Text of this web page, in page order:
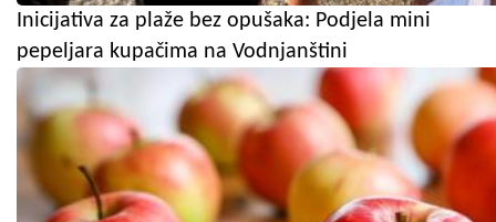
Inicijativa za plaže bez opušaka: Podjela mini
pepeljara kupačima na Vodnjanštini